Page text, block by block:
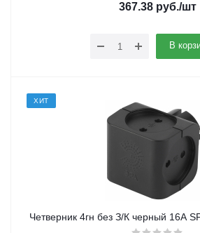
367.38руб./шт
В
ХИТ
Четверник 4гн без З/К черный 16А